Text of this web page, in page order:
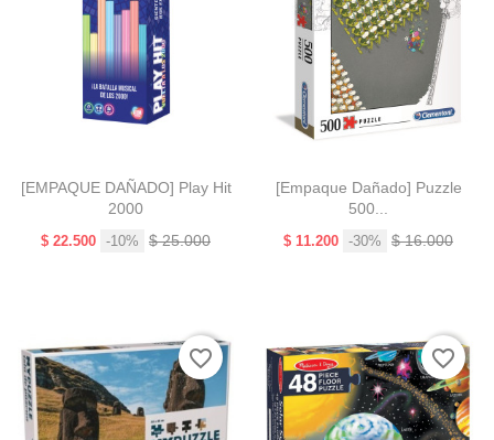
[EMPAQUE DAÑADO] Play Hit
2000
Precio
$ 22.500 -10%
Precio
$ 25.000
[Empaque Dañado] Puzzle
500...
Precio
$ 11.200 -30%
Precio
$ 16.000
favorite_border
oferta!
favorite_border